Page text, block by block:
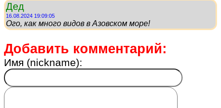
Дед
16.08.2024 19:09:05
Ого, как много видов в Азовском море!
Добавить комментарий:
Имя (nickname):